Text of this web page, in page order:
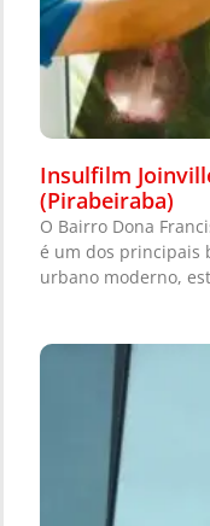
Insulfilm
(Pirabeiraba)
O Bairro Dona
é um dos principais
urbano moderno,